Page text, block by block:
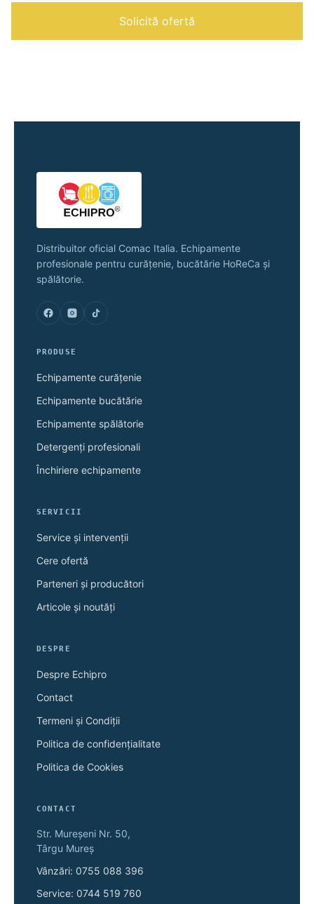
V
Solicită ofertă
Distribuitor oficial Comac Italia. Echipamente
profesionale pentru curățenie, bucătărie HoReCa și
spălătorie.
PRODUSE
Echipamente curățenie
Echipamente bucătărie
Echipamente spălătorie
Detergenți profesionali
Închiriere echipamente
SERVICII
Service și intervenții
Cere ofertă
Parteneri și producători
Articole și noutăți
DESPRE
Despre Echipro
Contact
Termeni și Condiții
Politica de confidențialitate
Politica de Cookies
CONTACT
Str. Mureșeni Nr. 50,
Târgu Mureș
Vânzări: 0755 088 396
Service: 0744 519 760